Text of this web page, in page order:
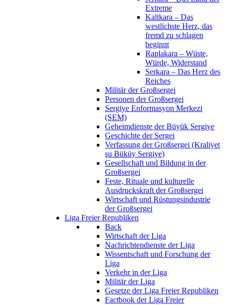
Extreme
Kaltkara – Das
westlichste Herz, das
fremd zu schlagen
beginnt
Raplakara – Wüste,
Würde, Widerstand
Serkara – Das Herz des
Reiches
Militär der Großsergei
Personen der Großsergei
Sergiye Enformasyon Merkezi
(SEM)
Geheimdienste der Büyük Sergiye
Geschichte der Sergei
Verfassung der Großsergei (Kraliyet
şu Büküy Sergiye)
Gesellschaft und Bildung in der
Großsergei
Feste, Rituale und kulturelle
Ausdruckskraft der Großsergei
Wirtschaft und Rüstungsindustrie
der Großsergei
Liga Freier Republiken
Back
Wirtschaft der Liga
Nachrichtendienste der Liga
Wissentschaft und Forschung der
Liga
Verkehr in der Liga
Militär der Liga
Gesetze der Liga Freier Republiken
Factbook der Liga Freier